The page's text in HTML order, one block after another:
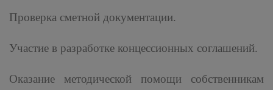
Проверка сметной документации.
Участие в разработке концессионных соглашений.
Оказание методической помощи собственникам